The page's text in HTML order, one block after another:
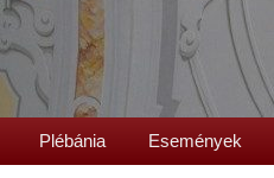
Plébánia Események